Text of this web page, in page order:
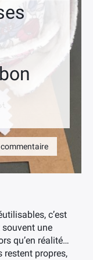
commentaire
c’est
une
qu’en réalité…
restent propres,